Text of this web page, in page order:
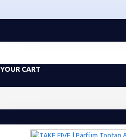
YOUR CART